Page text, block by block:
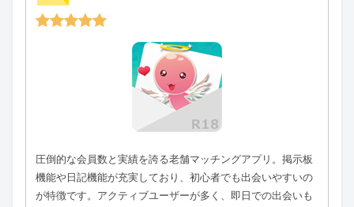
圧倒的な会員数と実績を誇る老舗マッチングアプリ。掲示板
機能や日記機能が充実しており、初心者でも出会いやすいの
が特徴です。アクティブユーザーが多く、即日での出会いも